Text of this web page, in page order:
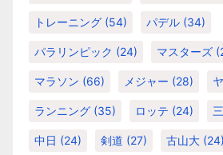
トレーニング (54) パデル (34)
パラリンピック (24) マスターズ
マラソン (66) メジャー (28)
ランニング (35) ロッテ (24)
中日 (24) 剣道 (27) 古山大 (24)